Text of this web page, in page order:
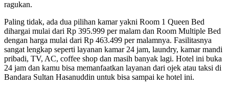
ragukan.
Paling tidak, ada dua pilihan kamar yakni Room 1 Queen Bed
dihargai mulai dari Rp 395.999 per malam dan Room Multiple Bed
dengan harga mulai dari Rp 463.499 per malamnya. Fasilitasnya
sangat lengkap seperti layanan kamar 24 jam, laundry, kamar mandi
pribadi, TV, AC, coffee shop dan masih banyak lagi. Hotel ini buka
24 jam dan kamu bisa memanfaatkan layanan dari ojek atau taksi di
Bandara Sultan Hasanuddin untuk bisa sampai ke hotel ini.